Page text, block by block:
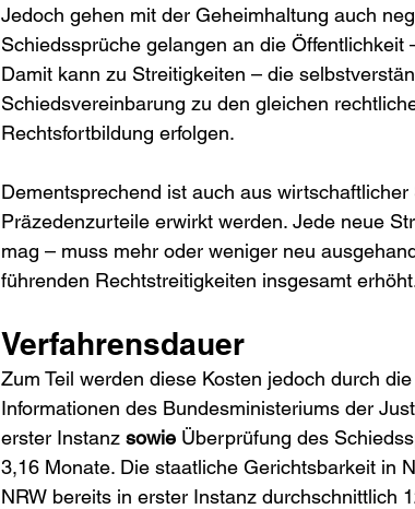
Jedoch gehen mit der Geheimhaltung auch
Schiedssprüche gelangen an die
Damit kann zu Streitigkeiten – die
Schiedsvereinbarung zu den gleichen
Rechtsfortbildung erfolgen.
Dementsprechend ist auch aus
Präzedenzurteile erwirkt werden. Jede neue
mag – muss mehr oder weniger neu
führenden Rechtstreitigkeiten insgesamt
Verfahrensdauer
Zum Teil werden diese Kosten jedoch durch
Informationen des Bundesministeriums der
erster Instanz sowie Überprüfung des
3,16 Monate. Die staatliche Gerichtsbarkeit in
NRW bereits in erster Instanz durchschnittlich